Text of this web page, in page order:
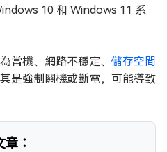
10 和 Windows 11 系
當機、網路不穩定、 儲存空間
是強制關機或斷電，可能導致
：